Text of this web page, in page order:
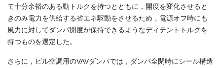
て十分余裕のある動トルクを持つとともに，開度を変化させると
きのみ電力を供給する省エネ駆動をさせるため，電源オフ時にも
風力に対してダンパ開度が保持できるようなディテントトルクを
持つものを選定した。
さらに，ビル空調用のVAVダンパでは，ダンパ全閉時にシール構造